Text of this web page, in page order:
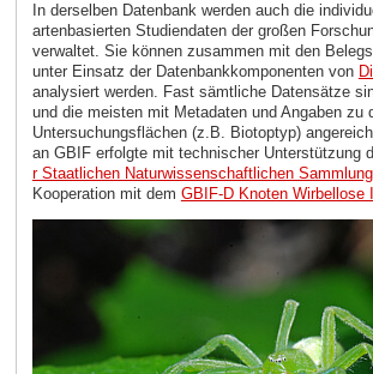
In derselben Datenbank werden auch die
artenbasierten Studiendaten der großen
verwaltet. Sie können zusammen mit den
unter Einsatz der Datenbankkomponenten von
analysiert werden. Fast sämtliche Datensätze
und die meisten mit Metadaten und Angaben zu
Untersuchungsflächen (z.B. Biotoptyp)
an GBIF erfolgte mit technischer Unterstützung
r Staatlichen Naturwissenschaftlichen
Kooperation mit dem GBIF-D Knoten Wirbellose II